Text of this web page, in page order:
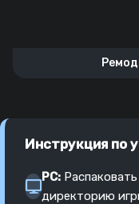
Инструкция по
PC:
директорию